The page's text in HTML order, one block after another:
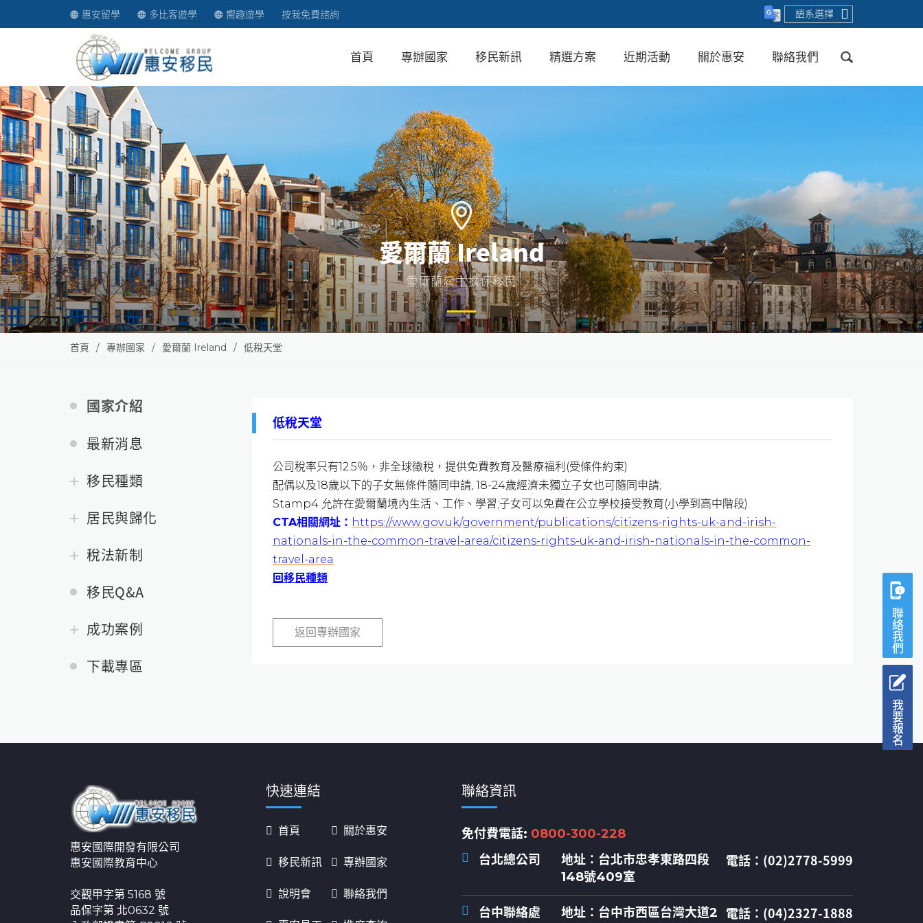
惠安留學 多比客遊學 嚮趣遊學 按我免費諮詢 語系選擇
首頁 專辦國家 移民新訊 精選方案 近期活動 關於惠安 聯絡我們
送出
愛爾蘭 Ireland
愛爾蘭雇主擔保移民
首頁 專辦國家 愛爾蘭 Ireland 低稅天堂
國家介紹
最新消息
移民種類
居民與歸化
稅法新制
移民Q&A
成功案例
下載專區
低稅天堂
公司稅率只有12.5％，非全球徵稅，提供免費教育及醫療福利(受條件約束)
配偶以及18歲以下的子女無條件隨同申請, 18-24歲經濟未獨立子女也可隨同申請;
Stamp4 允許在愛爾蘭境內生活、工作、學習;子女可以免費在公立學校接受教育(小學到高中階段)
CTA相關網址： https://www.gov.uk/government/publications/citizens-rights-uk-and-irish-
nationals-in-the-common-travel-area/citizens-rights-uk-and-irish-nationals-in-the-common-
travel-area
回移民種類
返回專辦國家
聯絡我們
我要報名
惠安國際開發有限公司
惠安國際教育中心
交觀甲字第 5168 號
品保字第 北0632 號
快速連結
首頁
移民新訊
說明會
關於惠安
專辦國家
聯絡我們
聯絡資訊
免付費電話: 0800-300-228
台北總公司
地址： 台北市忠孝東路四段
148號409室
電話：(02)2778-5999
台中聯絡處 地址： 台中市西區台灣大道2
電話：(04)2327-1888